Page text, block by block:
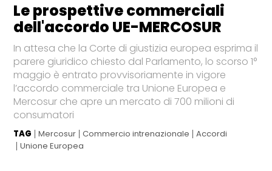
Le prospettive commerciali
dell'accordo UE-MERCOSUR
In attesa che la Corte di giustizia europea esprima il
parere giuridico chiesto dal Parlamento, lo scorso 1°
maggio è entrato provvisoriamente in vigore
l’accordo commerciale tra Unione Europea e
Mercosur che apre un mercato di 700 milioni di
consumatori
TAG Mercosur Commercio intrenazionale
Accordi
Unione Europea